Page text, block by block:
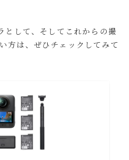
として、そしてこれからの撮
方は、ぜひチェックしてみて